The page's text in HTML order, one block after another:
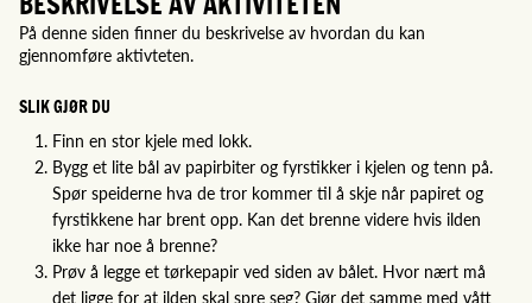
På denne siden finner du beskrivelse av hvordan du kan
gjennomføre aktivteten.
SLIK GJØR DU
Finn en stor kjele med lokk.
Bygg et lite bål av papirbiter og fyrstikker i kjelen og tenn på.
Spør speiderne hva de tror kommer til å skje når papiret og
fyrstikkene har brent opp. Kan det brenne videre hvis ilden
ikke har noe å brenne?
Prøv å legge et tørkepapir ved siden av bålet. Hvor nært må
det ligge for at ilden skal spre seg? Gjør det samme med vått